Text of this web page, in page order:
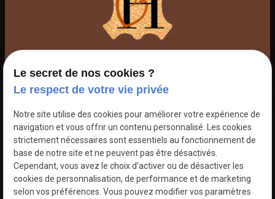
06 61 74 71 73
Mentions légales
Siret :85372413600017
Le secret de nos cookies ?
Le respect de votre vie privée
Notre site utilise des cookies pour améliorer votre expérience de
navigation et vous offrir un contenu personnalisé. Les cookies
strictement nécessaires sont essentiels au fonctionnement de
base de notre site et ne peuvent pas être désactivés.
Cependant, vous avez le choix d'activer ou de désactiver les
cookies de personnalisation, de performance et de marketing
selon vos préférences. Vous pouvez modifier vos paramètres